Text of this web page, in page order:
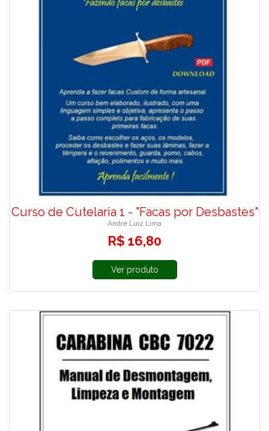
Curso de Cutelaria 1 - "Facas por Desbastes"
André Luiz Lima
R$ 16,80
Ver produto